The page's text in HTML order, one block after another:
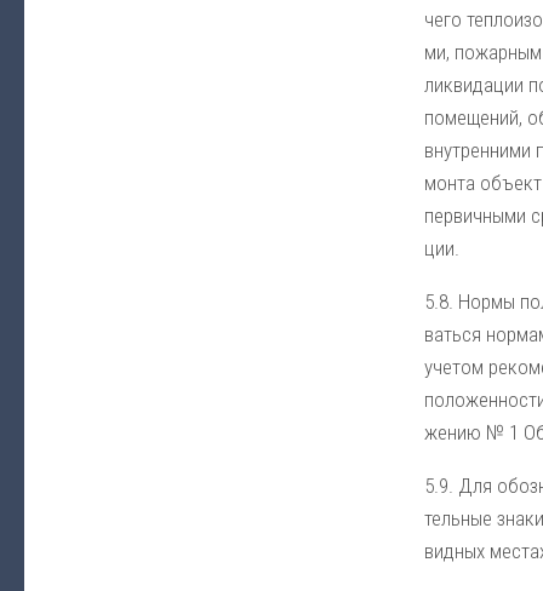
че­го
ми, по­жар­ным
ли­к­ви­да­ции
по­ме­ще­ний,
внут­рен­ни­ми
мон­та
пер­вич­ны­ми
ции.
5.8. Нор­мы
вать­ся
уче­том
же­нию № 1
5.9. Для
тель­ные
вид­ных